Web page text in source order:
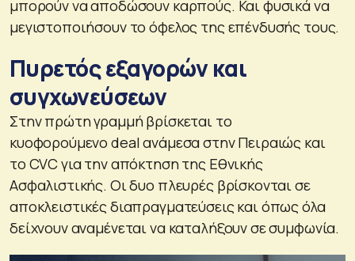
μπορούν να αποδώσουν καρπούς. Και φυσικά να
μεγιστοποιήσουν το όφελος της επένδυσής τους.
Πυρετός εξαγορών και
συγχωνεύσεων
Στην πρώτη γραμμή βρίσκεται το
κυοφορούμενο deal ανάμεσα στην Πειραιώς και
το CVC για την απόκτηση της Εθνικής
Ασφαλιστικής. Οι δυο πλευρές βρίσκονται σε
αποκλειστικές διαπραγματεύσεις και όπως όλα
δείχνουν αναμένεται να καταλήξουν σε συμφωνία.